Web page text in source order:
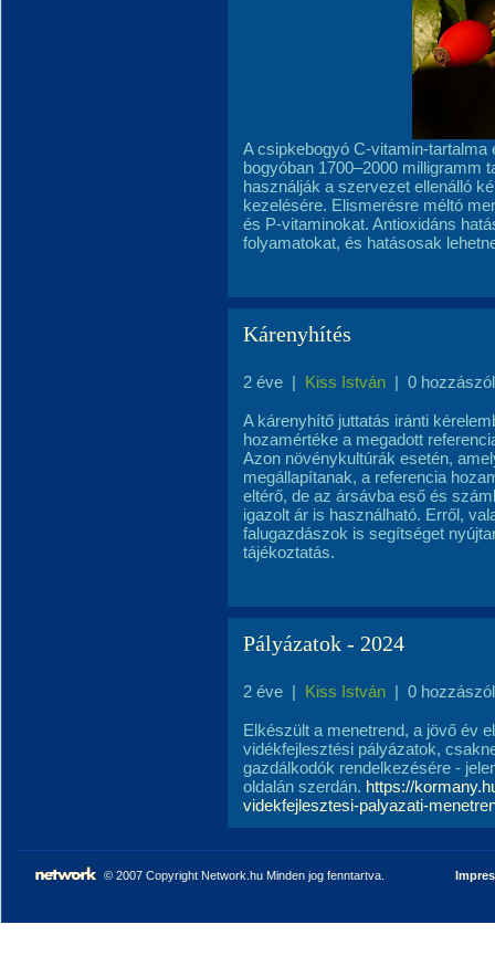
A csipkebogyó C-vitamin-
bogyóban 1700–2000 milligramm
használják a szervezet ellenálló
kezelésére. Elismerésre méltó
és P-vitaminokat. Antioxidáns
folyamatokat, és hatásosak
Kárenyhítés
2 éve | Kiss István | 0
A kárenyhítő juttatás iránti
hozamértéke a megadott
Azon növénykultúrák esetén,
megállapítanak, a referencia
eltérő, de az ársávba eső és
igazolt ár is használható. Erről,
falugazdászok is segítséget
tájékoztatás.
Pályázatok - 2024
2 éve | Kiss István | 0
Elkészült a menetrend, a jövő év
vidékfejlesztési pályázatok,
gazdálkodók rendelkezésére -
oldalán szerdán. https://
videkfejlesztesi-palyazati-
© 2007 Copyright Network.hu Minden jog fenntartva.